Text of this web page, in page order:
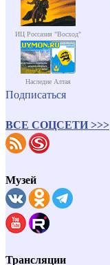
ИЦ Россазия "Восход"
Наследие Алтая
Подписаться
ВСЕ СОЦСЕТИ >>>
Музей
Трансляции